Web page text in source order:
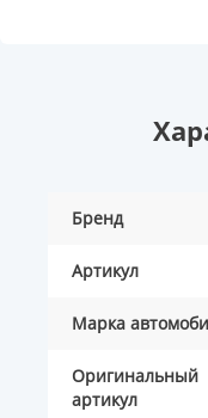
Бренд
Артикул
Марка
Оригинальный
артикул